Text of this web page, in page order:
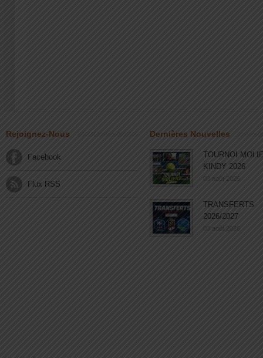
Rejoignez-Nous
Facebook
Flux RSS
Dernières Nouvelles
TOURNOI
KINDY 2026
03 août 2026
TRANSFERTS
2026/2027
03 août 2026